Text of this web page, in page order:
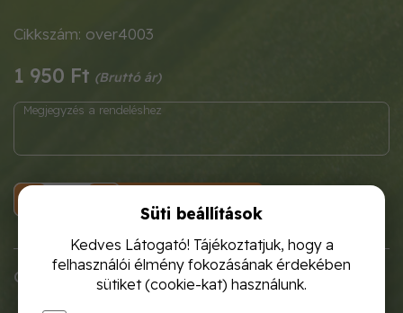
Cikkszám: over4003
1 950 Ft
KOSÁRBA
CHEMSAFE 500 overál
Süti beállítások
Kedves Látogató! Tájékoztatjuk, hogy a
felhasználói élmény fokozásának érdekében
sütiket (cookie-kat) használunk.